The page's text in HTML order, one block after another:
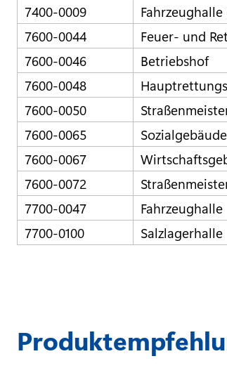
7400-0009
Fahrzeughalle
7600-0044
Feuer- und
7600-0046
Betriebshof
7600-0048
7600-0050
7600-0065
7600-0067
7600-0072
7700-0047
Fahrzeughalle
7700-0100
Salzlagerhalle